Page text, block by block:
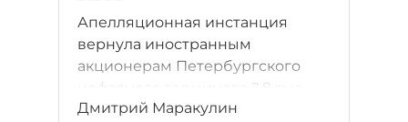
Апелляционная инстанция
вернула иностранным
акционерам Петербургского
нефтяного терминала 2,8 тыс.
акций. Однако судебная баталия
Дмитрий Маракулин